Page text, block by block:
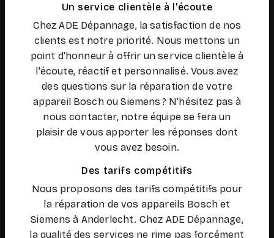
Un service clientèle à l'écoute
Chez ADE Dépannage, la satisfaction de nos
clients est notre priorité. Nous mettons un
point d'honneur à offrir un service clientèle à
l'écoute, réactif et personnalisé. Vous avez
des questions sur la réparation de votre
appareil Bosch ou Siemens ? N'hésitez pas à
nous contacter, notre équipe se fera un
plaisir de vous apporter les réponses dont
vous avez besoin.
Des tarifs compétitifs
Nous proposons des tarifs compétitifs pour
la réparation de vos appareils Bosch et
Siemens à Anderlecht. Chez ADE Dépannage,
la qualité des services ne rime pas forcément